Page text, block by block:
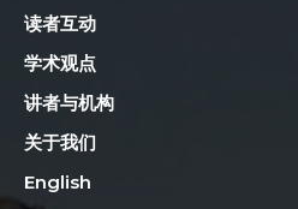
读者互动
学术观点
讲者与机构
关于我们
English